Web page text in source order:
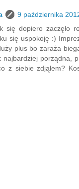
9 października
się dopiero zaczęło
się uspokoję :)
plus bo zaraża
najbardziej porządna,
z siebie zdjąłem?